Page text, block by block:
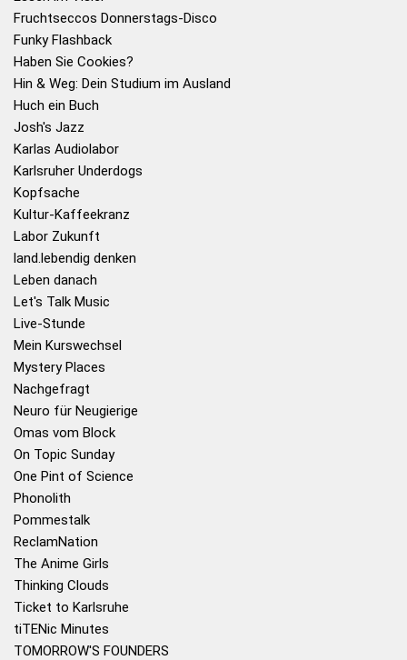
Fruchtseccos Donnerstags-Disco
Funky Flashback
Haben Sie Cookies?
Hin & Weg: Dein Studium im Ausland
Huch ein Buch
Josh's Jazz
Karlas Audiolabor
Karlsruher Underdogs
Kopfsache
Kultur-Kaffeekranz
Labor Zukunft
land.lebendig denken
Leben danach
Let's Talk Music
Live-Stunde
Mein Kurswechsel
Mystery Places
Nachgefragt
Neuro für Neugierige
Omas vom Block
On Topic Sunday
One Pint of Science
Phonolith
Pommestalk
ReclamNation
The Anime Girls
Thinking Clouds
Ticket to Karlsruhe
tiTENic Minutes
TOMORROW'S FOUNDERS